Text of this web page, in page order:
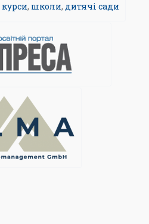
курси, школи, дитячі сади